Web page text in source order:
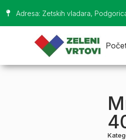
Adresa: Zetskih vladara,